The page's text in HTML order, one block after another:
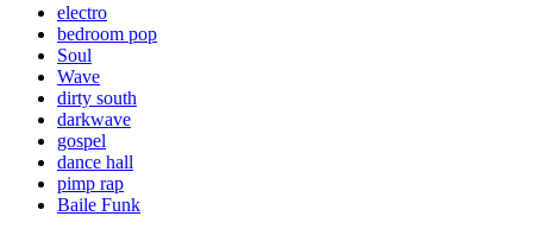
electro
bedroom pop
Soul
Wave
dirty south
darkwave
gospel
dance hall
pimp rap
Baile Funk